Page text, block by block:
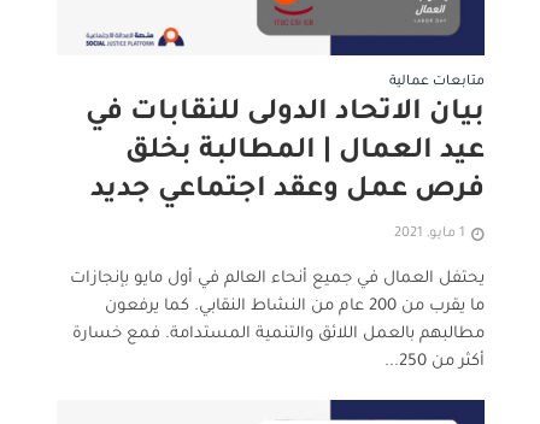
متابعات عمالية
بيان الاتحاد الدولى للنقابات في
عيد العمال | المطالبة بخلق
فرص عمل وعقد اجتماعي جديد
1 مايو, 2021
يحتفل العمال في جميع أنحاء العالم في أول مايو بإنجازات
ما يقرب من 200 عام من النشاط النقابي. كما يرفعون
مطالبهم بالعمل اللائق والتنمية المستدامة. فمع خسارة
أكثر من 250...